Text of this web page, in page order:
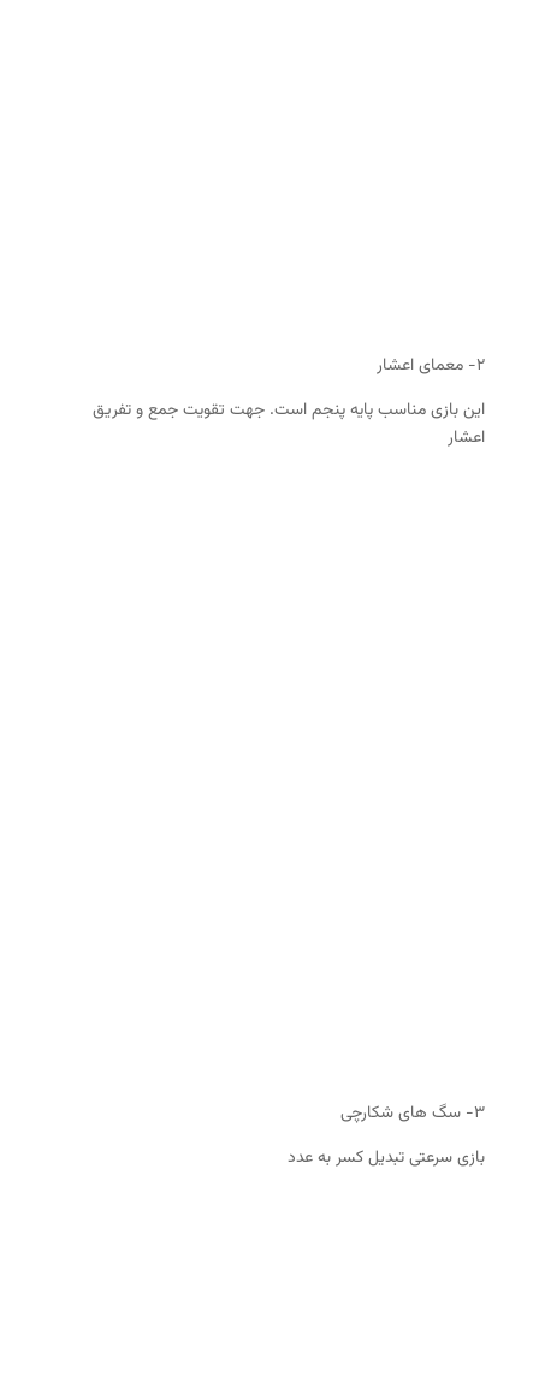
۲- معمای اعشار
این بازی مناسب پایه پنجم است. جهت تقویت جمع و تفریق
اعشار
۳- سگ های شکارچی
بازی سرعتی تبدیل کسر به عدد